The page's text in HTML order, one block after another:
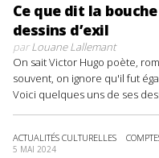
Ce que dit la
dessins d’exil
parLouane Lallemant
On sait Victor Hugo poète,
souvent, on ignore qu'il fut
Voici quelques uns de ses
ACTUALITÉS CULTURELLES
5 MAI 2024